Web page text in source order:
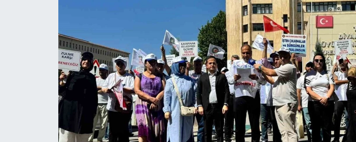
Sürmanşet
Teknoloji